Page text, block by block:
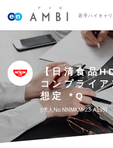
若手ハイキャ
【日清食品
コンプライ
想定 *Q
求人No.NNMKM-23-A199